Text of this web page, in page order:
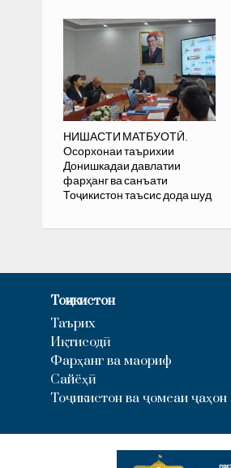
НИШАСТИ МАТБУОТӢ.
Осорхонаи таърихии
Донишкадаи давлатии
фарҳанг ва санъати
Тоҷикистон таъсис дода шуд
Тоҷикистон
Таърих
Иқтисодӣ
Фарҳанг ва маориф
Сайёҳӣ
Тоҷикистон ва ҷомеаи ҷаҳон